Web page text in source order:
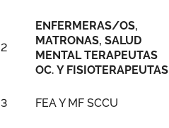
2
ENFERMERAS/OS,
MATRONAS, SALUD
MENTAL TERAPEUTAS
OC. Y FISIOTERAPEUTAS
3 FEA Y MF SCCU